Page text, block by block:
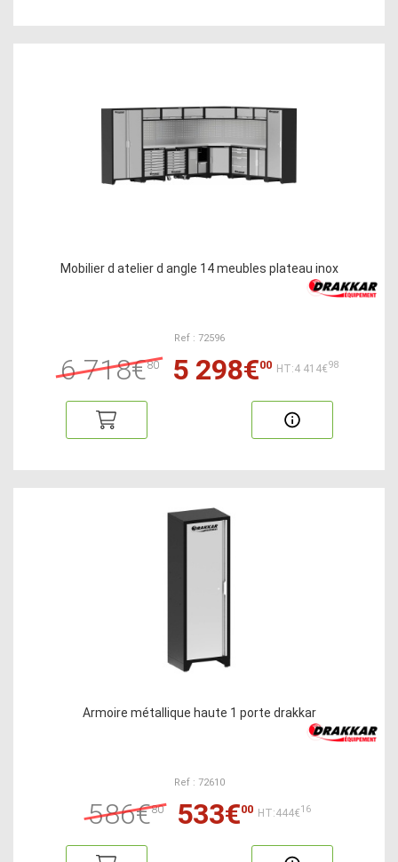
Mobilier d atelier d angle 14 meubles plateau inox
Ref : 72596
6 718€80 5 298€00 HT:4 414€98
Armoire métallique haute 1 porte drakkar
Ref : 72610
586€80 533€00 HT:444€16